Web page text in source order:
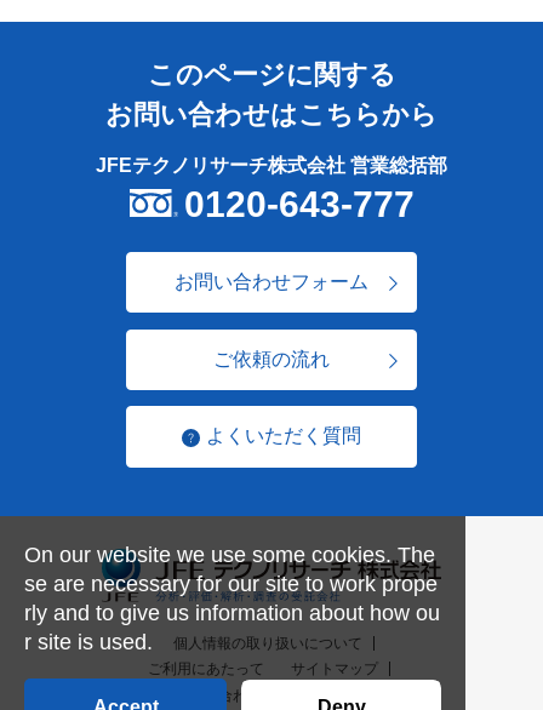
このページに関する
お問い合わせはこちらから
JFEテクノリサーチ株式会社 営業総括部
0120-643-777
お問い合わせフォーム
ご依頼の流れ
よくいただく質問
個人情報の取り扱いについて
ご利用にあたって
サイトマップ
お問い合わせ一覧
English
On our website we use some cookies. The
se are necessary for our site to work prope
rly and to give us information about how ou
r site is used.